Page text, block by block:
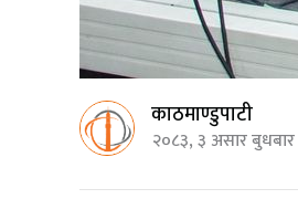
काठमाण्डुपाटी
२०८३, ३ असार